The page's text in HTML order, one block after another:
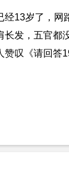
13岁了，网
长发，五官都
叹《请回答